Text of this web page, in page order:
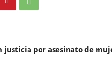
justicia por asesinato de